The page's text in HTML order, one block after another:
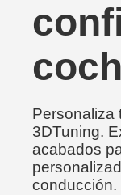
Personaliza
3DTuning.
acabados
conducción.